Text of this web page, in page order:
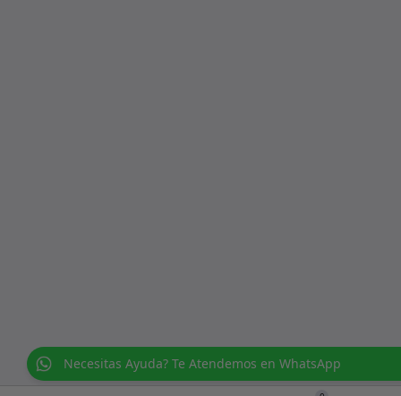
Necesitas Ayuda? Te Atendemos en WhatsApp